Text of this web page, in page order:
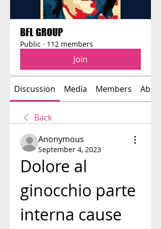
BFL GROUP
Public · 112 members
Join
Discussion Media Members About
Back
Anonymous
September 4, 2023
Dolore al
ginocchio parte
interna cause